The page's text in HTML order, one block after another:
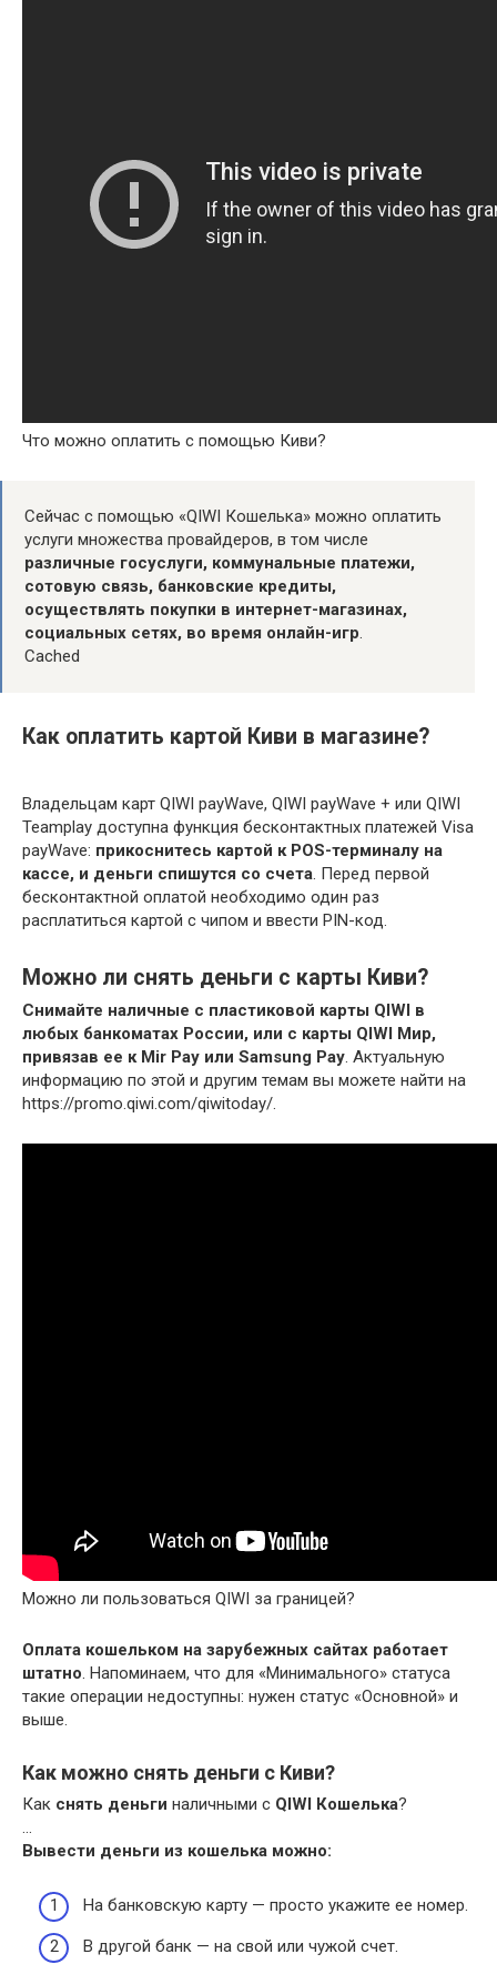
Что можно оплатить с помощью Киви?
Сейчас с помощью «QIWI Кошелька» можно оплатить
услуги множества провайдеров, в том числе
различные госуслуги, коммунальные платежи,
сотовую связь, банковские кредиты,
осуществлять покупки в интернет-магазинах,
социальных сетях, во время онлайн-игр.
Cached
Как оплатить картой Киви в магазине?
Владельцам карт QIWI payWave, QIWI payWave + или QIWI
Teamplay доступна функция бесконтактных платежей Visa
payWave: прикоснитесь картой к POS-терминалу на
кассе, и деньги спишутся со счета. Перед первой
бесконтактной оплатой необходимо один раз
расплатиться картой с чипом и ввести PIN-код.
Можно ли снять деньги с карты Киви?
Снимайте наличные с пластиковой карты QIWI в
любых банкоматах России, или с карты QIWI Мир,
привязав ее к Mir Pay или Samsung Pay. Актуальную
информацию по этой и другим темам вы можете найти на
https://promo.qiwi.com/qiwitoday/.
Можно ли пользоваться QIWI за границей?
Оплата кошельком на зарубежных сайтах работает
штатно. Напоминаем, что для «Минимального» статуса
такие операции недоступны: нужен статус «Основной» и
выше.
Как можно снять деньги с Киви?
Как снять деньги наличными с QIWI Кошелька?
…
Вывести деньги из кошелька можно:
На банковскую карту — просто укажите ее номер.
В другой банк — на свой или чужой счет.